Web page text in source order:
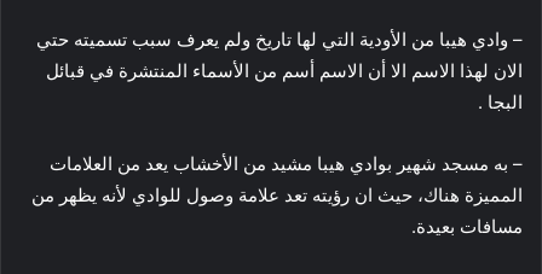
– وادي هيبا من الأودية التي لها تاريخ ولم يعرف سبب تسميته حتي
الان لهذا الاسم الا أن الاسم أسم من الأسماء المنتشرة في قبائل
البجا .
– به مسجد شهير بوادي هيبا مشيد من الأخشاب يعد من العلامات
المميزة هناك، حيث ان رؤيته تعد علامة وصول للوادي لأنه يظهر من
مسافات بعيدة.